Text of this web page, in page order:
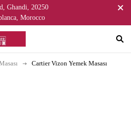
Ghandi, 20250
Morocco
Cartier Vizon Yemek Masası